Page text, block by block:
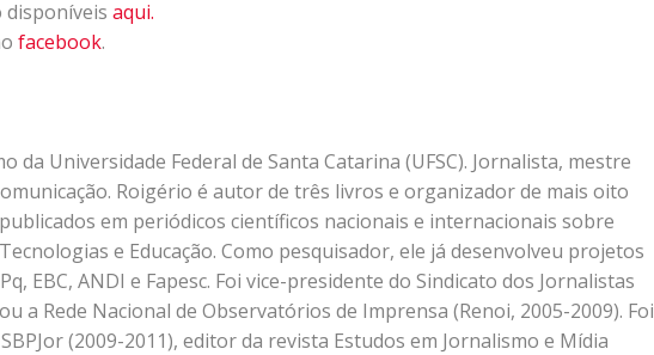
disponíveis aqui.
facebook.
Universidade Federal de Santa Catarina (UFSC). Jornalista, mestre
Roigério é autor de três livros e organizador de mais oito
em periódicos científicos nacionais e internacionais sobre
e Educação. Como pesquisador, ele já desenvolveu projetos
EBC, ANDI e Fapesc. Foi vice-presidente do Sindicato dos Jornalistas
a Rede Nacional de Observatórios de Imprensa (Renoi, 2005-2009). Foi
(2009-2011), editor da revista Estudos em Jornalismo e Mídia